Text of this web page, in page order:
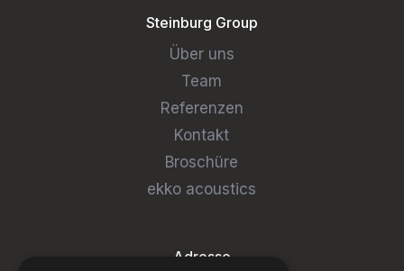
Steinburg Group
Über uns
Team
Referenzen
Kontakt
Broschüre
ekko acoustics
Adresse